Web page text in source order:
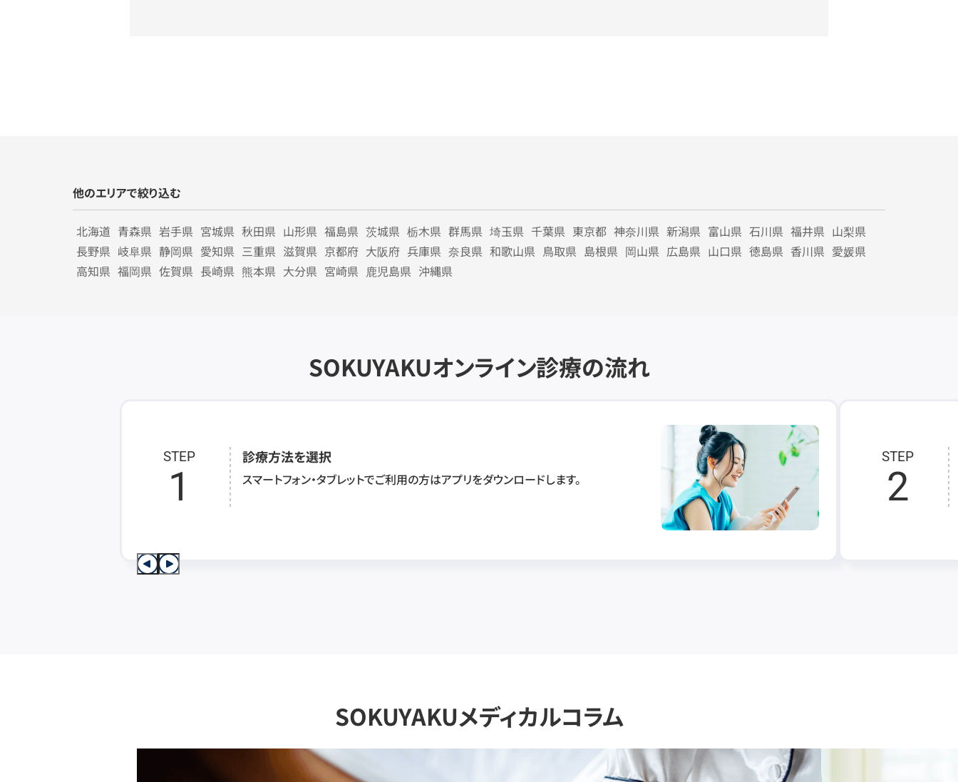
他のエリアで絞り込む
北海道 青森県 岩手県 宮城県 秋田県 山形県 福島県 茨城県 栃木県 群馬県 埼玉県 千葉県 東京都 神奈川県 新潟県 富山県 石川県 福井県 山梨県
長野県 岐阜県 静岡県 愛知県 三重県 滋賀県 京都府 大阪府 兵庫県 奈良県 和歌山県 鳥取県 島根県 岡山県 広島県 山口県 徳島県 香川県 愛媛県
高知県 福岡県 佐賀県 長崎県 熊本県 大分県 宮崎県 鹿児島県 沖縄県
SOKUYAKUオンライン診療の流れ
STEP
1
診療方法を選択
スマートフォン・タブレットでご利用の方はアプリをダウンロードします。
STEP
2
SOKUYAKUメディカルコラム